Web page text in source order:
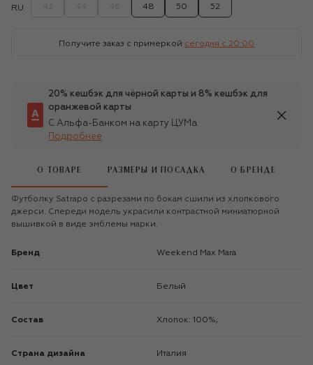
RU 48 50 52
Получите заказ с примеркой сегодня c 20:00
20% кешбэк для чёрной карты и 8% кешбэк для
оранжевой карты
С Альфа-Банком на карту ЦУМа
Подробнее
О ТОВАРЕ РАЗМЕРЫ И ПОСАДКА О БРЕНДЕ
Футболку Satrapo с разрезами по бокам сшили из хлопкового
джерси. Спереди модель украсили контрастной миниатюрной
вышивкой в виде эмблемы марки.
Бренд Weekend Max Mara
Цвет Белый
Состав Хлопок: 100%;
Страна дизайна Италия